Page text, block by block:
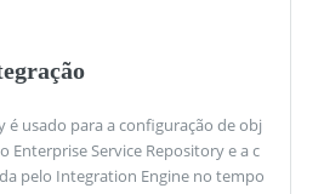
usado para a configuração de obj
Enterprise Service Repository e a c
pelo Integration Engine no tempo